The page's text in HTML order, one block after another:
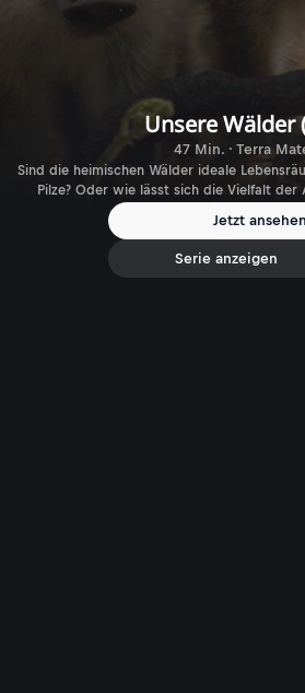
Unsere Wälder
47 Min. · Terra
Sind die heimischen Wälder ideale
Pilze? Oder wie lässt sich die Vielfalt der
Jetzt ansehen
Serie anzeigen